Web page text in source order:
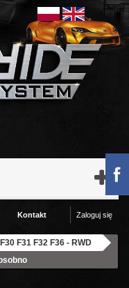
Zaloguj się
Kontakt
F30 F31 F32 F36 - RWD